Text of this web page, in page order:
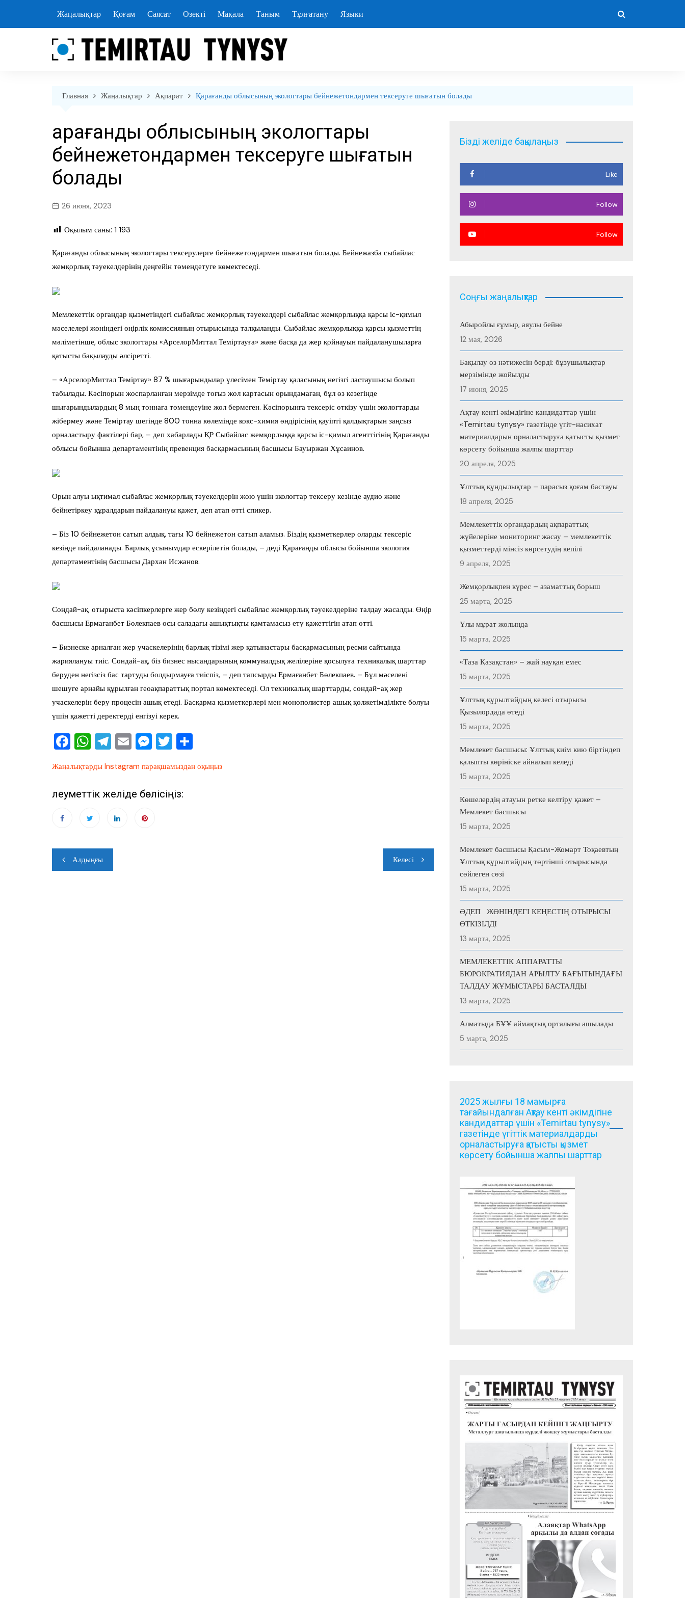
содержанию
Жаңалықтар Қоғам Саясат Өзекті Мақала Таным Тұлғатану Языки
Главная Жаңалықтар Ақпарат Қарағанды облысының экологтары бейнежетондармен тексеруге шығатын болады
Қарағанды облысының экологтары
бейнежетондармен тексеруге шығатын
болады
26 июня, 2023
Оқылым саны: 1 193
Қарағанды облысының экологтары тексерулерге бейнежетондармен шығатын болады. Бейнежазба сыбайлас
жемқорлық тәуекелдерінің деңгейін төмендетуге көмектеседі.
Мемлекеттік органдар қызметіндегі сыбайлас жемқорлық тәуекелдері сыбайлас жемқорлыққа қарсы іс-қимыл
мәселелері жөніндегі өңірлік комиссияның отырысында талқыланды. Сыбайлас жемқорлыққа қарсы қызметтің
мәліметінше, облыс экологтары «АрселорМиттал Теміртауға» және басқа да жер қойнауын пайдаланушыларға
қатысты бақылауды әлсіретті.
– «АрселорМиттал Теміртау» 87 % шығарындылар үлесімен Теміртау қаласының негізгі ластаушысы болып
табылады. Кәсіпорын жоспарланған мерзімде тоғыз жол картасын орындамаған, бұл өз кезегінде
шығарындылардың 8 мың тоннаға төмендеуіне жол бермеген. Кәсіпорынға тексеріс өткізу үшін экологтарды
жібермеу және Теміртау шегінде 800 тонна көлемінде кокс-химия өндірісінің қауіпті қалдықтарын заңсыз
орналастыру фактілері бар, – деп хабарлады ҚР Сыбайлас жемқорлыққа қарсы іс-қимыл агенттігінің Қарағанды
облысы бойынша департаментінің превенция басқармасының басшысы Бауыржан Хұсаинов.
Орын алуы ықтимал сыбайлас жемқорлық тәуекелдерін жою үшін экологтар тексеру кезінде аудио және
бейнетіркеу құралдарын пайдалануы қажет, деп атап өтті спикер.
– Біз 10 бейнежетон сатып алдық, тағы 10 бейнежетон сатып аламыз. Біздің қызметкерлер оларды тексеріс
кезінде пайдаланады. Барлық ұсынымдар ескерілетін болады, – деді Қарағанды облысы бойынша экология
департаментінің басшысы Дархан Исжанов.
Сондай-ақ, отырыста кәсіпкерлерге жер бөлу кезіндегі сыбайлас жемқорлық тәуекелдеріне талдау жасалды. Өңір
басшысы Ермағанбет Бөлекпаев осы саладағы ашықтықты қамтамасыз ету қажеттігін атап өтті.
– Бизнеске арналған жер учаскелерінің барлық тізімі жер қатынастары басқармасының ресми сайтында
жариялануы тиіс. Сондай-ақ, біз бизнес нысандарының коммуналдық желілеріне қосылуға техникалық шарттар
беруден негізсіз бас тартуды болдырмауға тиіспіз, – деп тапсырды Ермағанбет Бөлекпаев. – Бұл мәселені
шешуге арнайы құрылған геоақпараттық портал көмектеседі. Ол техникалық шарттарды, сондай-ақ жер
учаскелерін беру процесін ашық етеді. Басқарма қызметкерлері мен монополистер ашық қолжетімділікте болуы
үшін қажетті деректерді енгізуі керек.
F
c
e
k
W
at
s
p
T
e
gr
m
E
ai
l
M
ss
e
T
tt
er
ра
Жаңалықтарды Instagram парақшамыздан оқыңыз
Әлеуметтік желіде бөлісіңіз:
Навигация
по
Алдыңғы Келесі
Бізді желіде бақылаңыз
Like
Follow
Follow
Соңғы жаңалықтар
Абыройлы ғұмыр, аяулы бейне
12 мая, 2026
Бақылау өз нәтижесін берді: бұзушылықтар
мерзімінде жойылды
17 июня, 2025
Ақтау кенті әкімдігіне кандидаттар үшін
«Temirtau tynysy» газетінде үгіт-насихат
материалдарын орналастыруға қатысты қызмет
көрсету бойынша жалпы шарттар
20 апреля, 2025
Ұлттық құндылықтар – парасыз қоғам бастауы
18 апреля, 2025
Мемлекеттік органдардың ақпараттық
жүйелеріне мониторинг жасау – мемлекеттік
қызметтерді мінсіз көрсетудің кепілі
9 апреля, 2025
Жемқорлықпен күрес – азаматтық борыш
25 марта, 2025
Ұлы мұрат жолында
15 марта, 2025
«Таза Қазақстан» – жай науқан емес
15 марта, 2025
Ұлттық құрылтайдың келесі отырысы
Қызылордада өтеді
15 марта, 2025
Мемлекет басшысы: Ұлттық киім кию біртіндеп
қалыпты көрініске айналып келеді
15 марта, 2025
Көшелердің атауын ретке келтіру қажет –
Мемлекет басшысы
15 марта, 2025
Мемлекет басшысы Қасым-Жомарт Тоқаевтың
Ұлттық құрылтайдың төртінші отырысында
сөйлеген сөзі
15 марта, 2025
ӘДЕП ЖӨНІНДЕГІ КЕҢЕСТІҢ ОТЫРЫСЫ
ӨТКІЗІЛДІ
13 марта, 2025
МЕМЛЕКЕТТІК АППАРАТТЫ
БЮРОКРАТИЯДАН АРЫЛТУ БАҒЫТЫНДАҒЫ
ТАЛДАУ ЖҰМЫСТАРЫ БАСТАЛДЫ
13 марта, 2025
Алматыда БҰҰ аймақтық орталығы ашылады
5 марта, 2025
2025 жылғы 18 мамырға
тағайындалған Ақтау кенті әкімдігіне
кандидаттар үшін «Temirtau tynysy»
газетінде үгіттік материалдарды
орналастыруға қатысты қызмет
көрсету бойынша жалпы шарттар